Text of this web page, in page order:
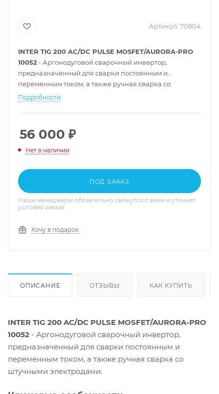
Артикул: 70804
INTER TIG 200 AC/DC PULSE MOSFET/AURORA-PRO
10052- Аргонодуговой сварочный инвертор,
предназначенный для сварки постоянным и
переменным током, а также ручная сварка со
штучными электродами.
Подробности
56 000 ₽
Нет в наличии
ПОД ЗАКАЗ
Наши менеджеры обязательно свяжутся с вами и уточнят
условия заказа
Хочу в подарок
ОПИСАНИЕ ОТЗЫВЫ КАК КУПИТЬ
INTER TIG 200 AC/DC PULSE MOSFET/AURORA-PRO
10052 - Аргонодуговой сварочный инвертор,
предназначенный для сварки постоянным и
переменным током, а также ручная сварка со
штучными электродами.